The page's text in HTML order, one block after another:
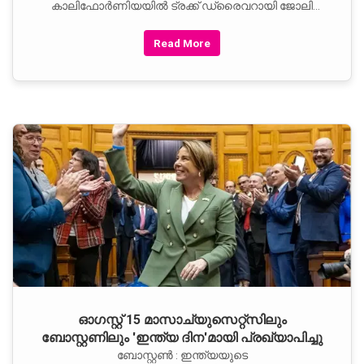
കാലിഫോര്‍ണിയയില്‍ ട്രക്ക് ഡ്രൈവറായി ജോലി
ഖുഷ്‌കരണ്‍ദീപ്
Read More
ഓഗസ്റ്റ് 15 മാസാച്യുസെറ്റ്സിലും
ബോസ്റ്റണിലും 'ഇന്ത്യ ദിന'മായി പ്രഖ്യാപിച്ചു
ബോസ്റ്റണ്‍ : ഇന്ത്യയുടെ